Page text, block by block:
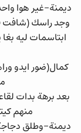
ديمنة-غير هوا
وجد راسك (شافت
ابتاسمات ليه
كمال(ضور ايدو
بعد برهة بدات
منهم
ديمنة-وطلق دجاجة